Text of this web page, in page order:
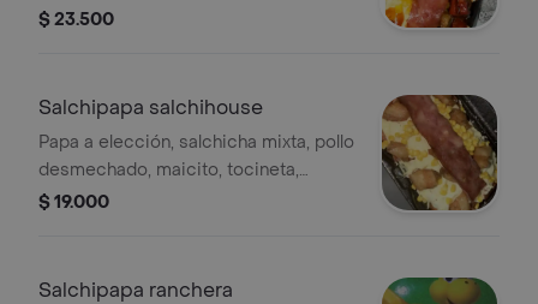
Agregados entre maduro, piña calada.
y rosada.
$ 23.500
Salchipapa salchihouse
Papa a elección, salchicha mixta, pollo
desmechado, maicito, tocineta,
cubierta en queso, panceta, salsas
$ 19.000
Salchipapa ranchera